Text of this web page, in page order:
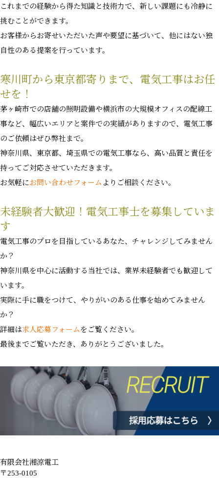
これまでの経験から得た知識と技術力で、新しい課題にも冷静に
挑むことができます。
お客様からお寄せいただいた声や要望に基づいて、他にはない独
自性のある提案を行っています。
寒川町から東京都寄りまで、電気工事はお任
せを！
茅ヶ崎市での店舗の照明設備や横浜市の大規模オフィスの配線工
事など、幅広いエリアと案件での実績がありますので、電気工事
のご依頼はぜひ弊社まで。
神奈川県、東京都、埼玉県での電気工事なら、高い品質と責任を
持ってご対応させていただきます。
お気軽にお問い合わせフォーム よりご相談ください。
未経験者大歓迎！電気工事士を募集していま
す
電気工事のプロを目指しているあなた、チャレンジしてみません
か？
神奈川県を中心に活動する当社では、業界未経験者でも歓迎して
います。
実際に手に職をつけて、やりがいのある仕事を始めてみません
か？
詳細は求人応募フォームをご覧ください。
最後までご覧いただき、ありがとうございました。
有限会社湘涼電工
〒253-0105